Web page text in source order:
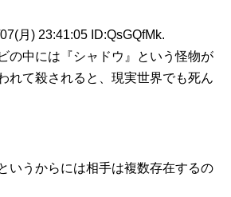
月) 23:41:05 ID:QsGQfMk.
中には『シャドウ』という怪物が
れて殺されると、現実世界でも死ん
いうからには相手は複数存在するの